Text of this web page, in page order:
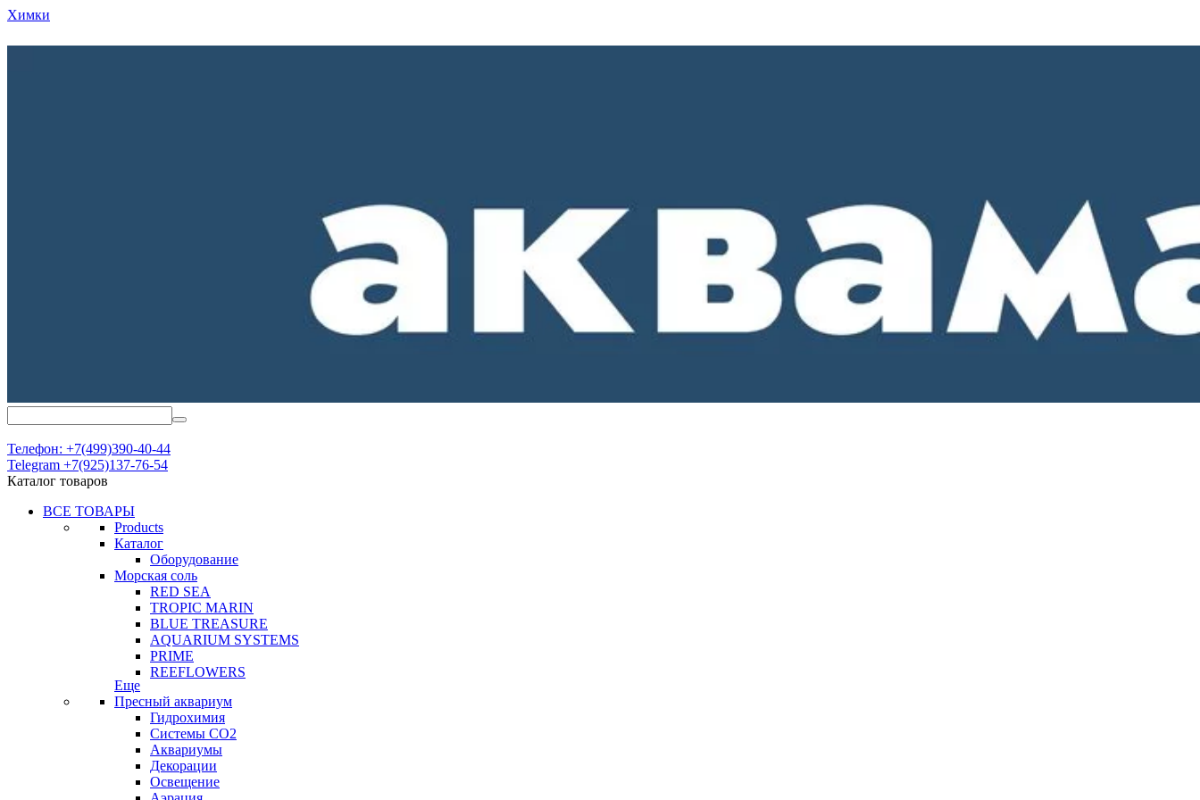
Химки
Телефон: +7(499)390-40-44
Telegram +7(925)137-76-54
Каталог товаров
ВСЕ ТОВАРЫ
Products
Каталог
Оборудование
Морская соль
RED SEA
TROPIC MARIN
BLUE TREASURE
AQUARIUM SYSTEMS
PRIME
REEFLOWERS
Еще
Пресный аквариум
Гидрохимия
Системы СО2
Аквариумы
Декорации
Освещение